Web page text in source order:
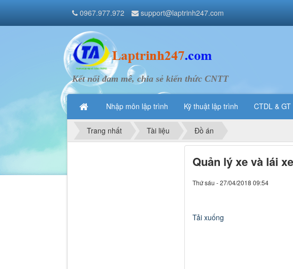
Kết nối đam mê, chia sẻ kiến thức CNTT
Nhập môn lập trình Kỹ thuật lập trình CTDL & GT
0967.977.972 support@laptrinh247.com
Trang nhất Tài liệu Đồ án
Quản lý xe và lái
Thứ sáu - 27/04/2018 09:54
Tải xuống